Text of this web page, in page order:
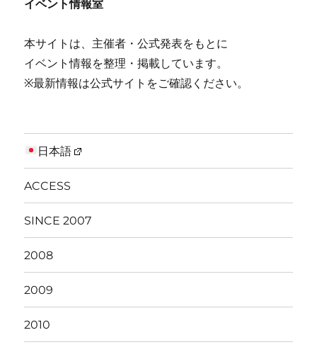
イベント情報室
本サイトは、主催者・公式発表をもとに
イベント情報を整理・掲載しています。
※最新情報は公式サイトをご確認ください。
日本語
ACCESS
SINCE 2007
2008
2009
2010